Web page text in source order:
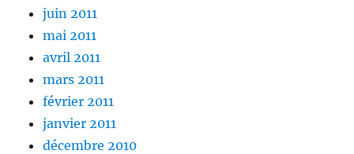
juin 2011
mai 2011
avril 2011
mars 2011
février 2011
janvier 2011
décembre 2010